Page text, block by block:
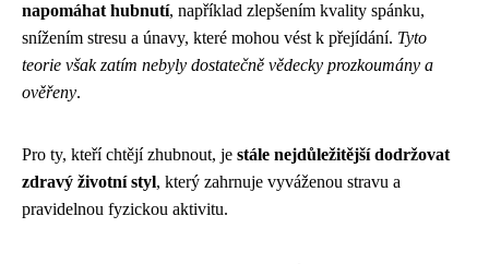
napomáhat hubnutí, například zlepšením kvality spánku,
snížením stresu a únavy, které mohou vést k přejídání. Tyto
teorie však zatím nebyly dostatečně vědecky prozkoumány a
ověřeny.
Pro ty, kteří chtějí zhubnout, je stále nejdůležitější dodržovat
zdravý životní styl, který zahrnuje vyváženou stravu a
pravidelnou fyzickou aktivitu.